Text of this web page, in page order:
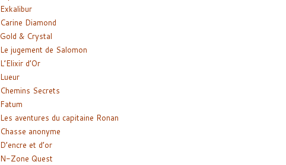
Exkalibur
Carine Diamond
Gold & Crystal
Le jugement de Salomon
L’Elixir d’Or
Lueur
Chemins Secrets
Fatum
Les aventures du capitaine Ronan
Chasse anonyme
D’encre et d’or
N-Zone Quest